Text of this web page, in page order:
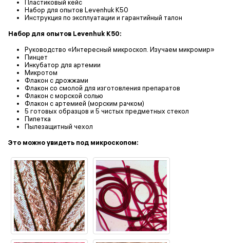
Пластиковый кейс
Набор для опытов Levenhuk K50
Инструкция по эксплуатации и гарантийный талон
Набор для опытов Levenhuk K50:
Руководство «Интересный микроскоп. Изучаем микромир»
Пинцет
Инкубатор для артемии
Микротом
Флакон с дрожжами
Флакон со смолой для изготовления препаратов
Флакон с морской солью
Флакон с артемией (морским рачком)
5 готовых образцов и 5 чистых предметных стекол
Пипетка
Пылезащитный чехол
Это можно увидеть под микроскопом: